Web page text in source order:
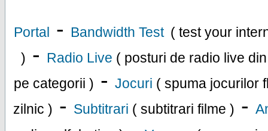
Portal - Bandwidth Test ( test your
) - Radio Live ( posturi de radio live
pe categorii ) - Jocuri ( spuma jocurilor
zilnic ) - Subtitrari ( subtitrari filme ) -